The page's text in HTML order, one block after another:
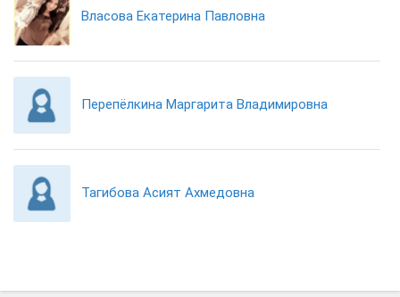
Власова Екатерина Павловна
Перепёлкина Маргарита Владимировна
Тагибова Асият Ахмедовна